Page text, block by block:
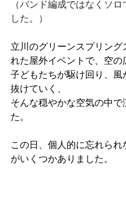
（バンド編成ではなくソ
した。）
立川のグリーンスプリング
れた屋外イベントで、空の
子どもたちが駆け回り、風
抜けていく、
そんな穏やかな空気の中で
た。
この日、個人的に忘れられ
がいくつかありました。